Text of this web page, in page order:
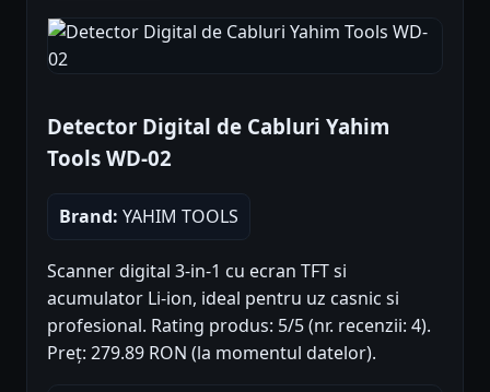
Detector Digital de Cabluri Yahim
Tools WD-02
Brand: YAHIM TOOLS
Scanner digital 3-in-1 cu ecran TFT si
acumulator Li-ion, ideal pentru uz casnic si
profesional. Rating produs: 5/5 (nr. recenzii: 4).
Preț: 279.89 RON (la momentul datelor).